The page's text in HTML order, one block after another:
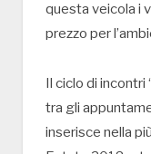
questa veicola i
prezzo per
Il ciclo di incontri
tra gli
inserisce nella